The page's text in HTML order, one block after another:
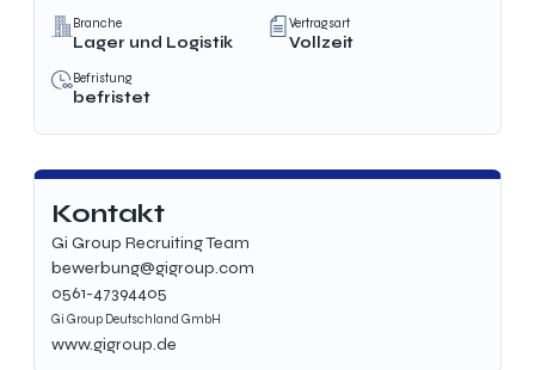
Branche
Lager und Logistik
Vertragsart
Vollzeit
Befristung
befristet
Kontakt
Gi Group Recruiting Team
bewerbung@gigroup.com
0561-47394405
Gi Group Deutschland GmbH
www.gigroup.de